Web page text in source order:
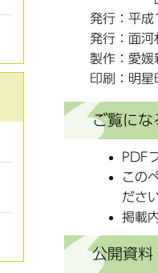
発行：平
発行：面河
製作：愛媛
印刷：明
ご覧にな
PDF
この
ださ
掲載
公開資料